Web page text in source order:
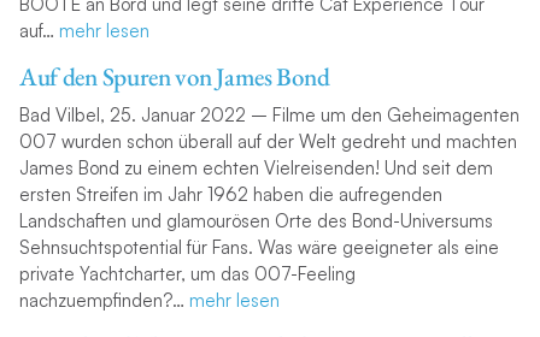
auf… mehr lesen
Auf den Spuren von James Bond
Bad Vilbel, 25. Januar 2022 – Filme um den Geheimagenten
007 wurden schon überall auf der Welt gedreht und machten
James Bond zu einem echten Vielreisenden! Und seit dem
ersten Streifen im Jahr 1962 haben die aufregenden
Landschaften und glamourösen Orte des Bond-Universums
Sehnsuchtspotential für Fans. Was wäre geeigneter als eine
private Yachtcharter, um das 007-Feeling
nachzuempfinden?… mehr lesen